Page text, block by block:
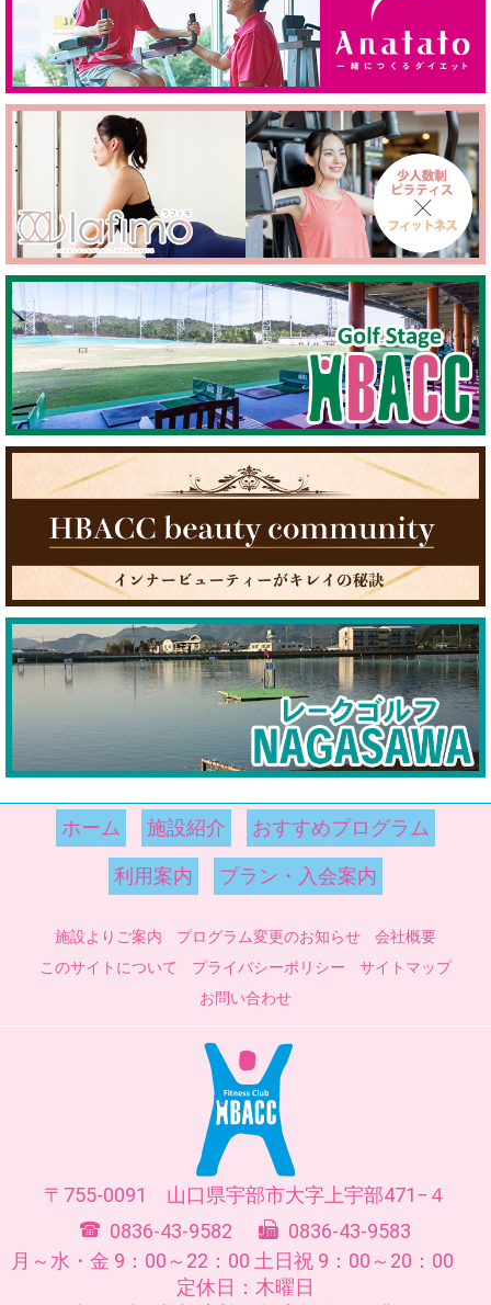
ホーム 施設紹介 おすすめプログラム
利用案内 プラン・入会案内
施設よりご案内 プログラム変更のお知らせ
会社概要
このサイトについて
プライバシーポリシー
サイトマップ
お問い合わせ
755-0091 山口県宇部市大字上宇部471−４
0836-43-9582
0836-43-9583
月～水・金 9：00～22：00 土日祝 9：00～20：00
定休日：木曜日